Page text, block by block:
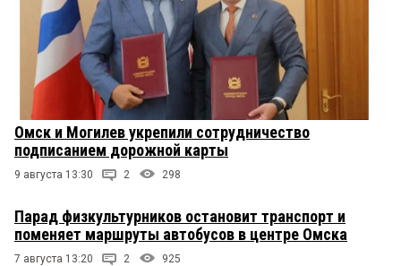
Омск и Могилев укрепили сотрудничество
подписанием дорожной карты
9 августа 13:30 2 298
Парад физкультурников остановит транспорт и
поменяет маршруты автобусов в центре Омска
7 августа 13:20 2 925